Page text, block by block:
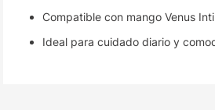
Compatible con mango Venus
Ideal para cuidado diario y